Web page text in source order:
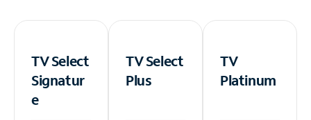
TV Select
Signatur
e
TV Select
Plus
TV
Platinum